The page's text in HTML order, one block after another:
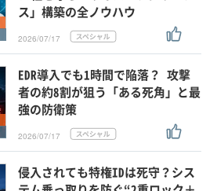
ス」構築の全ノウハウ
2026/07/17
EDR導入でも1時間で陥落？ 攻撃
者の約8割が狙う「ある死角」と最
強の防衛策
2026/07/17
侵入されても特権IDは死守？シス